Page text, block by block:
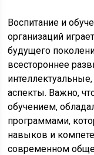
Воспитание и
организаций
будущего
всестороннее
аспекты. Важно,
обучением,
программами,
навыков и
современном